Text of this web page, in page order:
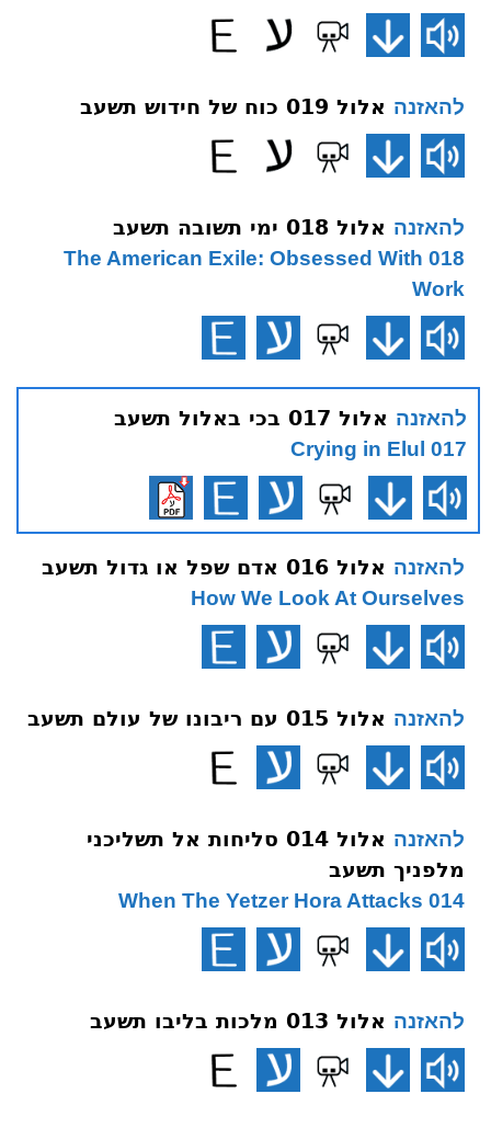
להאזנה אלול 019 כוח של חידוש תשעב
להאזנה אלול 018 ימי תשובה תשעב
018 The American Exile: Obsessed With
Work
להאזנה אלול 017 בכי באלול תשעב
017 Crying in Elul
להאזנה אלול 016 אדם שפל או גדול תשעב
How We Look At Ourselves
להאזנה אלול 015 עם ריבונו של עולם תשעב
להאזנה
אלול 014 סליחות אל תשליכני
מלפניך תשעב
014 When The Yetzer Hora Attacks
להאזנה אלול 013 מלכות בליבו תשעב